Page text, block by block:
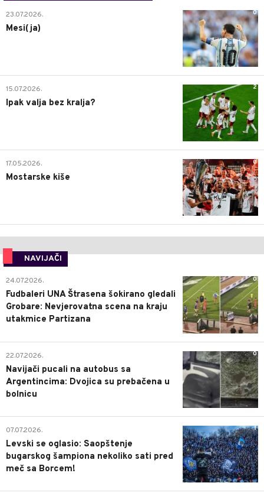
0
23.07.2026.
Mesi(ja)
2
15.07.2026.
Ipak valja bez kralja?
0
17.05.2026.
Mostarske kiše
NAVIJAČI
0
24.07.2026.
Fudbaleri UNA Štrasena šokirano gledali
Grobare: Nevjerovatna scena na kraju
utakmice Partizana
0
22.07.2026.
Navijači pucali na autobus sa
Argentincima: Dvojica su prebačena u
bolnicu
1
07.07.2026.
Levski se oglasio: Saopštenje
bugarskog šampiona nekoliko sati pred
meč sa Borcem!